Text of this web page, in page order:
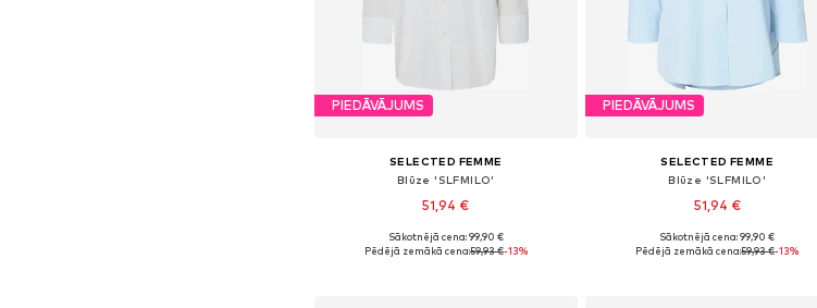
PIEDĀVĀJUMS
SELECTED FEMME
Blūze 'SLFMILO'
51,94 €
Pieejamie izmēri: XS, S, M, L, XL, XXL
Sākotnējā cena: 99,90 €
Pēdējā zemākā cena:59,93 €-13%
PIEDĀVĀJUMS
SELECTED FEMME
Blūze 'SLFMILO'
51,94 €
Pieejamie izmēri: XS, S, M, L, XL, XXL
Sākotnējā cena: 99,90 €
Pēdējā zemākā cena:59,93 €-13%